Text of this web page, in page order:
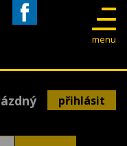
menu
přihlásit